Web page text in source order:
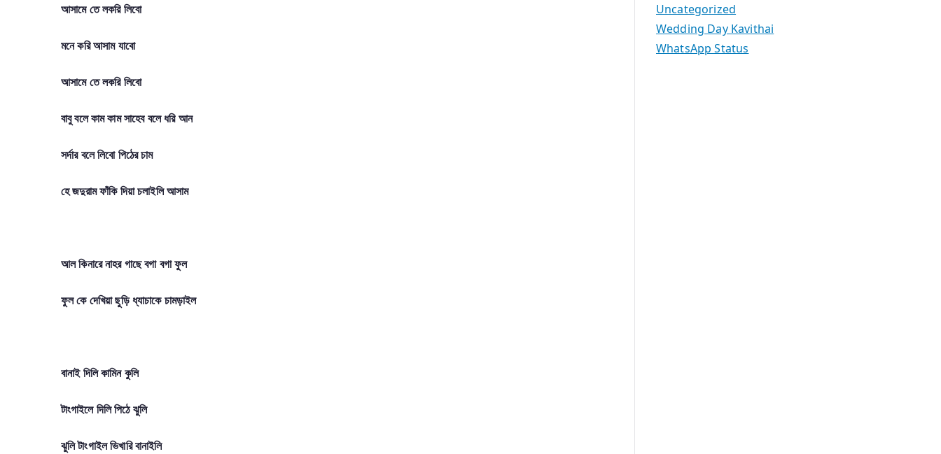
আসামে তে লকরি লিবো
মনে করি আসাম যাবো
আসামে তে লকরি লিবো
বাবু বলে কাম কাম সাহেব বলে ধরি আন
সর্দার বলে লিবো পিঠের চাম
হে জদুরাম ফাঁকি দিয়া চলাইলি আসাম
আল কিনারে নাহর গাছে বগা বগা ফুল
ফুল কে দেখিয়া ছুড়ি ধ্যাচাকে চামড়াইল
বানাই দিলি কামিন কুলি
টাংগাইলে দিলি পিঠে ঝুলি
ঝুলি টাংগাইল ভিখারি বানাইলি
Uncategorized
Wedding Day Kavithai
WhatsApp Status